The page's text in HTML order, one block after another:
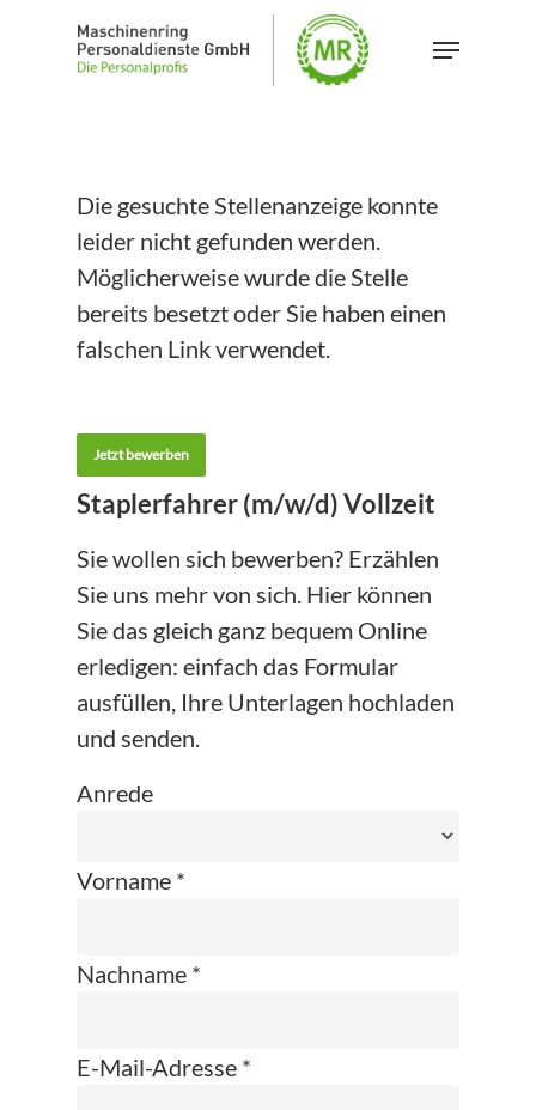
Menu
Die gesuchte Stellenanzeige konnte
leider nicht gefunden werden.
Möglicherweise wurde die Stelle
bereits besetzt oder Sie haben einen
falschen Link verwendet.
Jetzt bewerben
Staplerfahrer (m/w/d) Vollzeit
Sie wollen sich bewerben? Erzählen
Sie uns mehr von sich. Hier können
Sie das gleich ganz bequem Online
erledigen: einfach das Formular
ausfüllen, Ihre Unterlagen hochladen
und senden.
Anrede
Vorname *
Nachname *
E-Mail-Adresse *